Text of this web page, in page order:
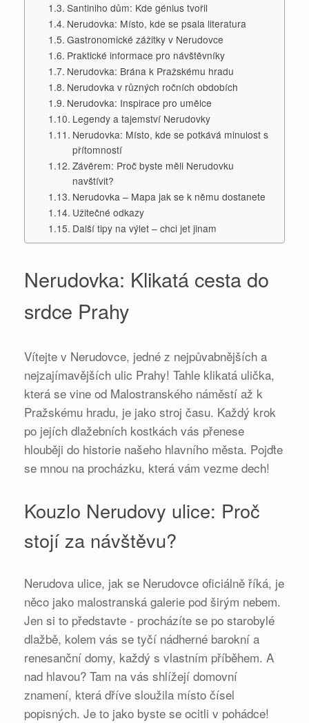
Santiniho dům: Kde génius tvořil
Nerudovka: Místo, kde se psala literatura
Gastronomické zážitky v Nerudovce
Praktické informace pro návštěvníky
Nerudovka: Brána k Pražskému hradu
Nerudovka v různých ročních obdobích
Nerudovka: Inspirace pro umělce
Legendy a tajemství Nerudovky
Nerudovka: Místo, kde se potkává minulost s
přítomností
Závěrem: Proč byste měli Nerudovku
navštívit?
Nerudovka – Mapa jak se k němu dostanete
Užitečné odkazy
Další tipy na výlet – chci jet jinam
Nerudovka: Klikatá cesta do
srdce Prahy
Vítejte v Nerudovce, jedné z nejpůvabnějších a
nejzajímavějších ulic Prahy! Tahle klikatá ulička,
která se vine od Malostranského náměstí až k
Pražskému hradu, je jako stroj času. Každý krok
po jejích dlažebních kostkách vás přenese
hlouběji do historie našeho hlavního města. Pojďte
se mnou na procházku, která vám vezme dech!
Kouzlo Nerudovy ulice: Proč
stojí za návštěvu?
Nerudova ulice, jak se Nerudovce oficiálně říká, je
něco jako malostranská galerie pod širým nebem.
Jen si to představte - procházíte se po starobylé
dlažbě, kolem vás se tyčí nádherné barokní a
renesanční domy, každý s vlastním příběhem. A
nad hlavou? Tam na vás shlížejí domovní
znamení, která dříve sloužila místo čísel
popisných. Je to jako byste se ocitli v pohádce!